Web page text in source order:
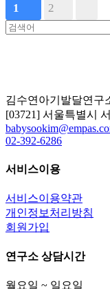
1 2
김수연아기발달연구
[03721] 서울특별시
02-392-6286
서비스이용
서비스이용약관
개인정보처리방침
회원가입
연구소 상담시간
월요일 ~ 일요일